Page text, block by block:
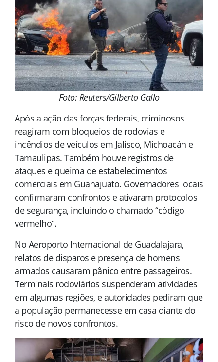
Foto: Reuters/Gilberto Gallo
Após a ação das forças federais, criminosos
reagiram com bloqueios de rodovias e
incêndios de veículos em Jalisco, Michoacán e
Tamaulipas. Também houve registros de
ataques e queima de estabelecimentos
comerciais em Guanajuato. Governadores locais
confirmaram confrontos e ativaram protocolos
de segurança, incluindo o chamado “código
vermelho”.
No Aeroporto Internacional de Guadalajara,
relatos de disparos e presença de homens
armados causaram pânico entre passageiros.
Terminais rodoviários suspenderam atividades
em algumas regiões, e autoridades pediram que
a população permanecesse em casa diante do
risco de novos confrontos.